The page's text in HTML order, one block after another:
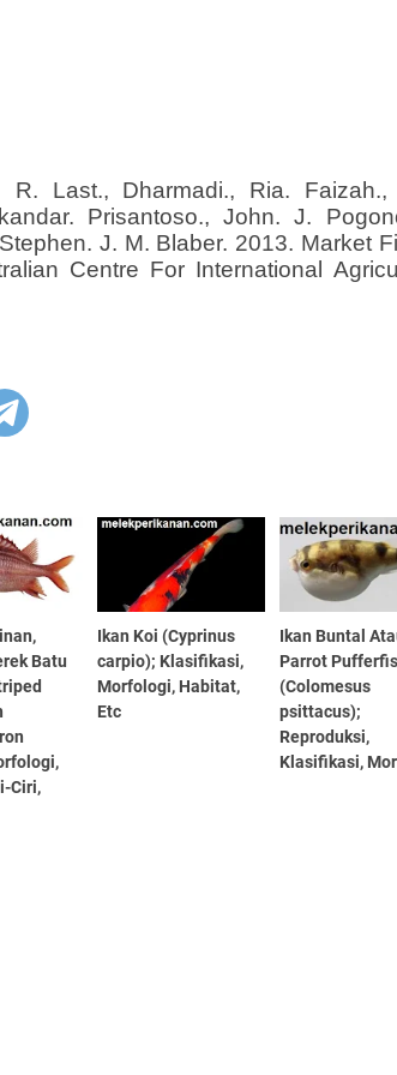
R. Last., Dharmadi., Ria. Faizah.,
Prisantoso., John. J.
J. M. Blaber. 2013. Market
Centre For International
Batu
Ciri,
Ikan Koi (Cyprinus
carpio); Klasifikasi,
Morfologi, Habitat,
Etc
Ikan Buntal
Parrot
(Colomesus
psittacus);
Reproduksi,
Klasifikasi,